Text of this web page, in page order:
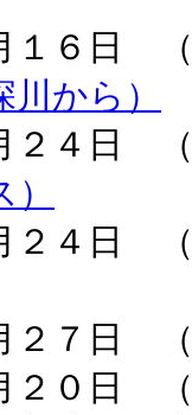
１６日 （
から）
２４日 （
２４日 （
２７日 （
２０日 （